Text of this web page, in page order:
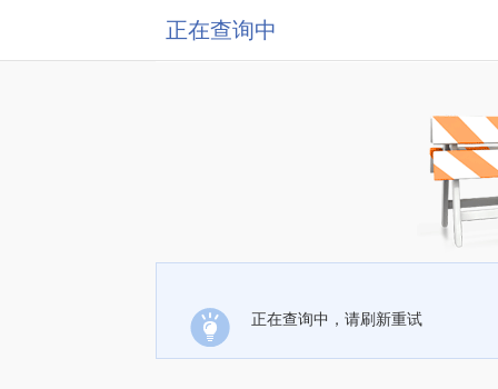
正在查询中
正在查询中，请刷新重试